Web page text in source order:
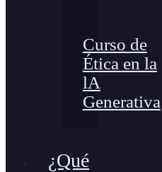
Curso de
Ética en la
lA
Generativa
¿Qué